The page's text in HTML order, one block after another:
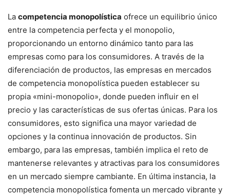
La competencia monopolística ofrece un equilibrio único
entre la competencia perfecta y el monopolio,
proporcionando un entorno dinámico tanto para las
empresas como para los consumidores. A través de la
diferenciación de productos, las empresas en mercados
de competencia monopolística pueden establecer su
propia «mini-monopolio», donde pueden influir en el
precio y las características de sus ofertas únicas. Para los
consumidores, esto significa una mayor variedad de
opciones y la continua innovación de productos. Sin
embargo, para las empresas, también implica el reto de
mantenerse relevantes y atractivas para los consumidores
en un mercado siempre cambiante. En última instancia, la
competencia monopolística fomenta un mercado vibrante y